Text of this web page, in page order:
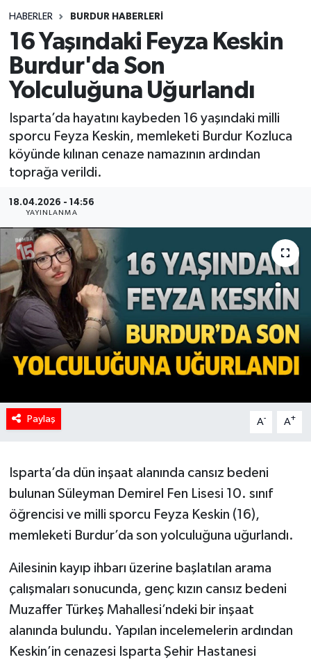
HABERLER BURDUR HABERLERİ
16 Yaşındaki Feyza Keskin
Burdur'da Son
Yolculuğuna Uğurlandı
Isparta’da hayatını kaybeden 16 yaşındaki milli
sporcu Feyza Keskin, memleketi Burdur Kozluca
köyünde kılınan cenaze namazının ardından
toprağa verildi.
18.04.2026 - 14:56
YAYINLANMA
Paylaş A- A+
Isparta’da dün inşaat alanında cansız bedeni
bulunan Süleyman Demirel Fen Lisesi 10. sınıf
öğrencisi ve milli sporcu Feyza Keskin (16),
memleketi Burdur’da son yolculuğuna uğurlandı.
Ailesinin kayıp ihbarı üzerine başlatılan arama
çalışmaları sonucunda, genç kızın cansız bedeni
Muzaffer Türkeş Mahallesi’ndeki bir inşaat
alanında bulundu. Yapılan incelemelerin ardından
Keskin’in cenazesi Isparta Şehir Hastanesi
Spor
Tebrik
Türkiye